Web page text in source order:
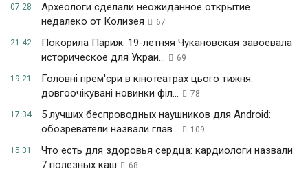
07:28
Археологи сделали неожиданное открытие
недалеко от Колизея
67
21:42
Покорила Париж: 19-летняя Чукановская завоевала
историческое для Украи...
69
19:21
Головні прем'єри в кінотеатрах цього тижня:
довгоочікувані новинки філ...
78
17:34
5 лучших беспроводных наушников для Android:
обозреватели назвали глав...
109
15:31
Что есть для здоровья сердца: кардиологи назвали
7 полезных каш
68